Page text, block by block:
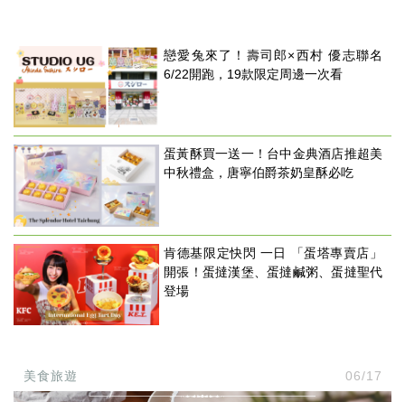
戀愛兔來了！壽司郎×西村 優志聯名
6/22開跑，19款限定周邊一次看
蛋黃酥買一送一！台中金典酒店推超美
中秋禮盒，唐寧伯爵茶奶皇酥必吃
肯德基限定快閃 一日 「蛋塔專賣店」
開張！蛋撻漢堡、蛋撻鹹粥、蛋撻聖代
登場
美食旅遊 06/17